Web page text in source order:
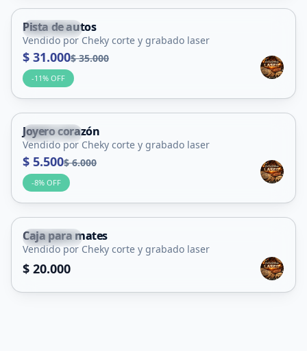
La Toma
Pista de autos
Vendido por Cheky corte y grabado laser
$ 31.000$ 35.000
-11% OFF
La Toma
Joyero corazón
Vendido por Cheky corte y grabado laser
$ 5.500$ 6.000
-8% OFF
La Toma
Caja para mates
Vendido por Cheky corte y grabado laser
$ 20.000